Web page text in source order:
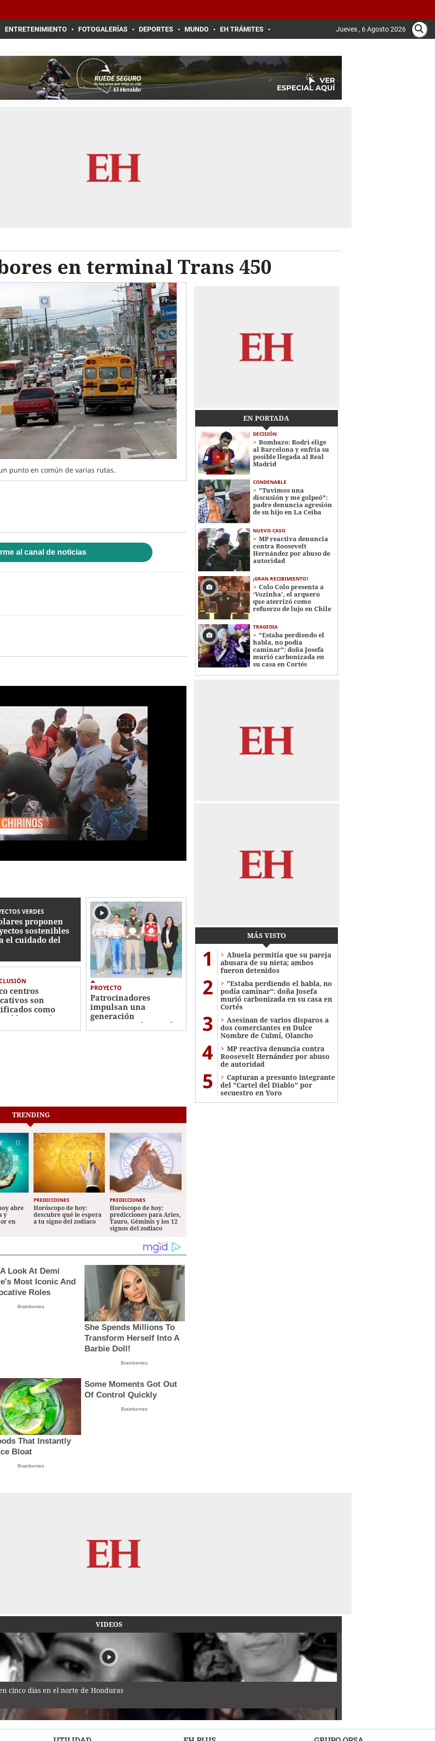
ENTRETENIMIENTO FOTOGALERÍAS DEPORTES MUNDO EH TRÁMITES Jueves , 6 Agosto 2026
en terminal Trans 450
punto en común de varias rutas.
al canal de noticias
VERDES
proponen
sostenibles
el cuidado del
centros
son
como
con el
PROYECTO
Patrocinadores
impulsan una
generación
comprometida con el
EN PORTADA
DECISIÓN
Bombazo: Rodri elige
al Barcelona y enfría su
posible llegada al Real
Madrid
CONDENABLE
"Tuvimos una
discusión y me golpeó":
padre denuncia agresión
de su hijo en La Ceiba
NUEVO CASO
MP reactiva denuncia
contra Roosevelt
Hernández por abuso de
autoridad
¡GRAN RECIBIMIENTO!
Colo Colo presenta a
‘Vozinha’, el arquero
que aterrizó como
refuerzo de lujo en Chile
TRAGEDIA
"Estaba perdiendo el
habla, no podía
caminar": doña Josefa
murió carbonizada en
su casa en Cortés
MÁS VISTO
1
Abuela permitía que su pareja
abusara de su nieta; ambos
fueron detenidos
2
"Estaba perdiendo el habla, no
podía caminar": doña Josefa
murió carbonizada en su casa en
Cortés
3
Asesinan de varios disparos a
dos comerciantes en Dulce
Nombre de Culmí, Olancho
4
MP reactiva denuncia contra
Roosevelt Hernández por abuso
de autoridad
5
Capturan a presunto integrante
del "Cartel del Diablo" por
secuestro en Yoro
TRENDING
abre
y
en
PREDICCIONES
Horóscopo de hoy:
descubre qué le espera
a tu signo del zodiaco
PREDICCIONES
Horóscopo de hoy:
predicciones para Aries,
Tauro, Géminis y los 12
signos del zodiaco
Look At Demi
Most Iconic And
Roles
Brainberries
She Spends Millions To
Transform Herself Into A
Barbie Doll!
Brainberries
That Instantly
Bloat
Brainberries
Some Moments Got Out
Of Control Quickly
Brainberries
VIDEOS
cinco días en el norte de Honduras